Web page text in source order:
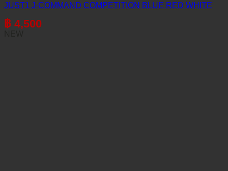
JUST1 J-COMMAND COMPETITION BLUE RED WHITE
฿ 4,500